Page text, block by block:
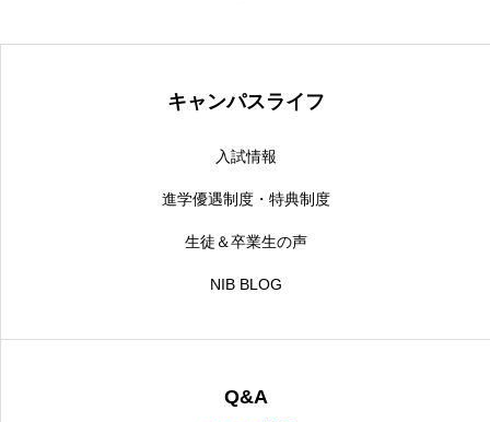
キャンパスライフ
入試情報
進学優遇制度・特典制度
生徒＆卒業生の声
NIB BLOG
Q&A